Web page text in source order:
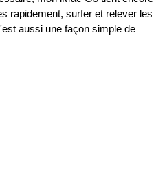
rapidement, surfer et relever les
aussi une façon simple de